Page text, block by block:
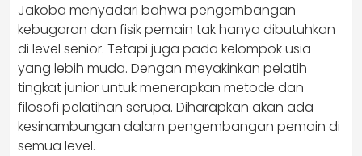
Jakoba menyadari bahwa pengembangan
kebugaran dan fisik pemain tak hanya dibutuhkan
di level senior. Tetapi juga pada kelompok usia
yang lebih muda. Dengan meyakinkan pelatih
tingkat junior untuk menerapkan metode dan
filosofi pelatihan serupa. Diharapkan akan ada
kesinambungan dalam pengembangan pemain di
semua level.